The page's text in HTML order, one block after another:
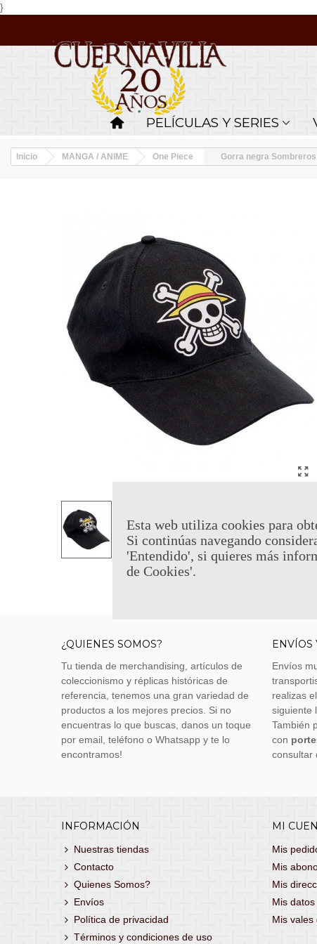
}
PELÍCULAS Y SERIES
Inicio MANGA / ANIME One Piece Gorra negra
¿QUIENES SOMOS?
Tu tienda de merchandising, artículos de
coleccionismo y réplicas históricas de
referencia, tenemos una gran variedad de
productos a los mejores precios. Si no
encuentras lo que buscas, danos un toque
por email, teléfono o Whatsapp y te lo
encontramos!
ENVÍOS
Envíos
realizas
siguiente
También
con
consultar
INFORMACIÓN
Nuestras tiendas
Contacto
Quienes Somos?
Envíos
Política de privacidad
Términos y condiciones de uso
MI
Mis
Mis
Mis
Mis
Mis vales
Esta web utiliza cookies para
Si continúas navegando
'Entendido', si quieres más
de Cookies'.